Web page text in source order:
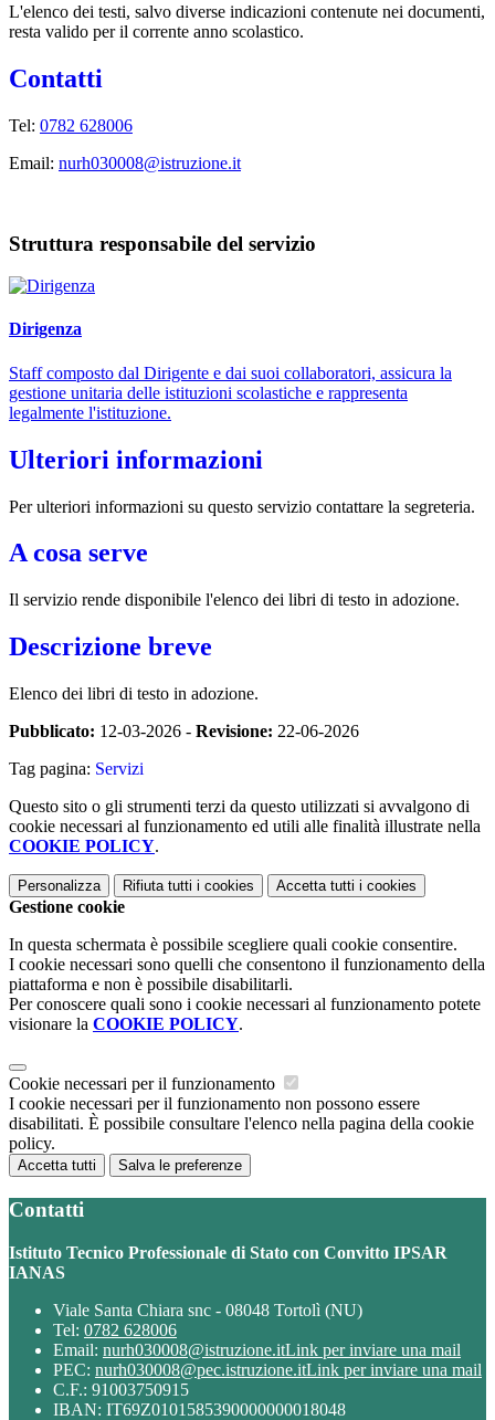
L'elenco dei testi, salvo diverse indicazioni contenute nei documenti,
resta valido per il corrente anno scolastico.
Contatti
Tel: 0782 628006
Email: nurh030008@istruzione.it
Struttura responsabile del servizio
Dirigenza
Staff composto dal Dirigente e dai suoi collaboratori, assicura la
gestione unitaria delle istituzioni scolastiche e rappresenta
legalmente l'istituzione.
Ulteriori informazioni
Per ulteriori informazioni su questo servizio contattare la segreteria.
A cosa serve
Il servizio rende disponibile l'elenco dei libri di testo in adozione.
Descrizione breve
Elenco dei libri di testo in adozione.
Pubblicato: 12-03-2026 - Revisione: 22-06-2026
Tag pagina: Servizi
Questo sito o gli strumenti terzi da questo utilizzati si avvalgono di
cookie necessari al funzionamento ed utili alle finalità illustrate nella
COOKIE POLICY.
Personalizza Rifiuta tutti i cookies Accetta tutti i cookies
Gestione cookie
In questa schermata è possibile scegliere quali cookie consentire.
I cookie necessari sono quelli che consentono il funzionamento della
piattaforma e non è possibile disabilitarli.
Per conoscere quali sono i cookie necessari al funzionamento potete
visionare la COOKIE POLICY.
Cookie necessari per il funzionamento
I cookie necessari per il funzionamento non possono essere
disabilitati. È possibile consultare l'elenco nella pagina della cookie
policy.
Accetta tutti Salva le preferenze
Contatti
Istituto Tecnico Professionale di Stato con Convitto IPSAR
IANAS
Viale Santa Chiara snc - 08048 Tortolì (NU)
Tel: 0782 628006
Email: nurh030008@istruzione.itLink per inviare una mail
PEC: nurh030008@pec.istruzione.itLink per inviare una mail
C.F.: 91003750915
IBAN: IT69Z0101585390000000018048